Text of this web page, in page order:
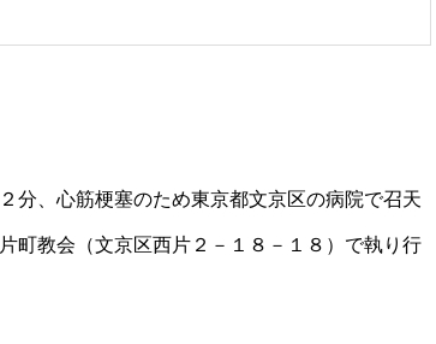
分、心筋梗塞のため東京都文京区の病院で召天
町教会（文京区西片２－１８－１８）で執り行